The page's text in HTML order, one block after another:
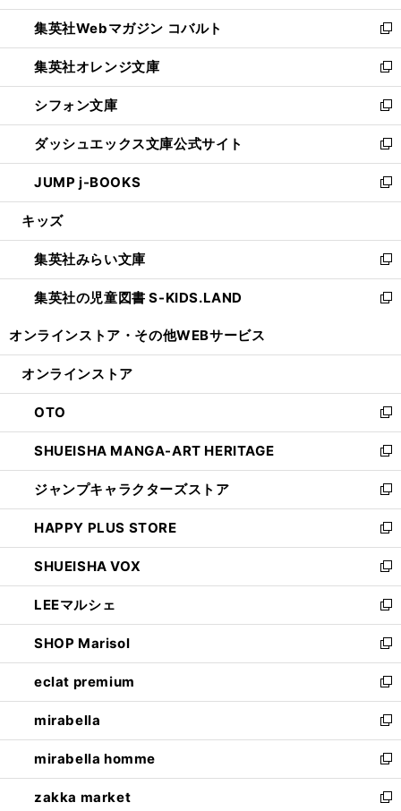
開
く
ウ
で
開
く
ン
ド
ウ
で
開
く
ウ
ィ
ン
ド
ウ
で
開
く
集英社Webマガジン コバルト
新
し
い
ウ
ィ
ン
ド
ウ
で
開
集英社オレンジ文庫
新
し
い
ウ
ィ
ン
ド
ウ
開
く
シフォン文庫
新
し
い
ウ
ィ
ン
ウ
で
開
く
ダッシュエックス文庫公式サイト
新
し
い
ウ
ン
ド
ウ
で
JUMP j-BOOKS
新
し
ウ
ィ
ン
ド
開
キッズ
集英社みらい文庫
新
し
い
ン
ウ
で
開
く
集英社の児童図書 S-KIDS.LAND
新
ウ
ン
ド
ウ
で
開
く
オンラインストア・ その他WEBサービス
オンラインストア
OTO
新
し
い
ウ
ィ
ン
ド
ウ
で
開
く
SHUEISHA MANGA-ART HERITAGE
新
し
い
ウ
ィ
ン
ド
ウ
で
開
く
ジャンプキャラクターズストア
新
し
い
ウ
ィ
ン
ド
ウ
で
開
く
HAPPY PLUS STORE
新
し
い
ウ
ィ
ン
ド
ウ
で
開
く
SHUEISHA VOX
新
し
い
ウ
ィ
ン
ド
ウ
で
開
く
LEEマルシェ
新
し
い
ウ
ィ
ン
ド
ウ
で
開
く
SHOP Marisol
新
し
い
ウ
ィ
ン
ド
ウ
で
eclat premium
新
し
い
ウ
ィ
ン
ド
mirabella
新
し
い
ウ
ィ
mirabella homme
新
し
い
zakka market 新